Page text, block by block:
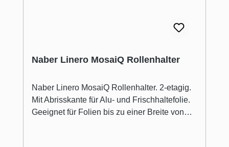
Naber Linero MosaiQ Rollenhalter
Naber Linero MosaiQ Rollenhalter. 2-etagig.
Mit Abrisskante für Alu- und Frischhaltefolie.
Geeignet für Folien bis zu einer Breite von